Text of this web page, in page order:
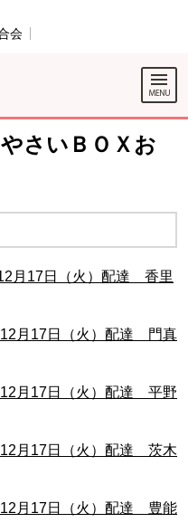
会
。
る
さいＢＯＸお
月17日（火）配達 香里
月17日（火）配達 門真
月17日（火）配達 平野
月17日（火）配達 茨木
月17日（火）配達 豊能